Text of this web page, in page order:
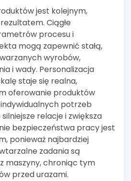
jest kolejnym,
Ciągłe
procesu i
mogą zapewnić stałą,
wyrobów,
i wady. Personalizacja
staje się realna,
oferowanie produktów
potrzeb
relacje i zwiększa
bezpieczeństwa pracy jest
ponieważ najbardziej
zadania są
maszyny, chroniąc tym
przed urazami.